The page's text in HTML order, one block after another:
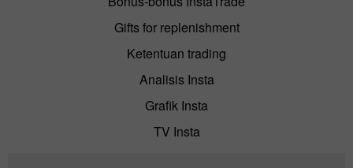
Gifts for replenishment
Ketentuan trading
Analisis Insta
Grafik Insta
TV Insta